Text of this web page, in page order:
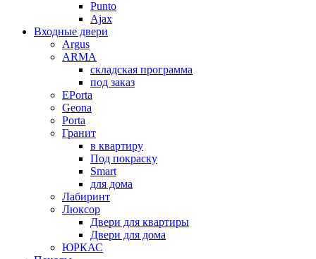
Punto
Ajax
Входные двери
Argus
ARMA
складская программа
под заказ
EPorta
Geona
Porta
Гранит
в квартиру
Под покраску
Smart
для дома
Лабиринт
Люксор
Двери для квартиры
Двери для дома
ЮРКАС